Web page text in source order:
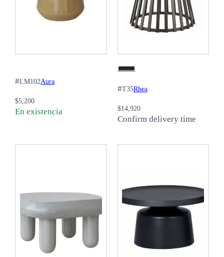
#LM102Aura
$5,200
En existencia
#T35Rhea
$14,920
Confirm delivery time